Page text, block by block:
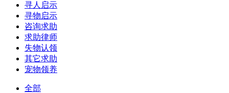
寻人启示
寻物启示
咨询求助
求助律师
失物认领
其它求助
宠物领养
全部